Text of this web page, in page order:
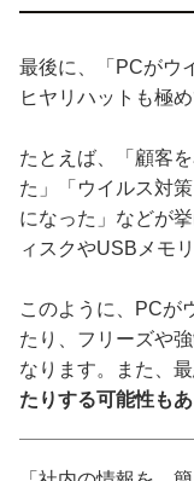
最後に、「PCがウ
ヒヤリハットも極
たとえば、「顧客
た」「ウイルス対
になった」などが
ィスクやUSBメモ
このように、PCが
たり、フリーズや
なります。また、最
たりする可能性も